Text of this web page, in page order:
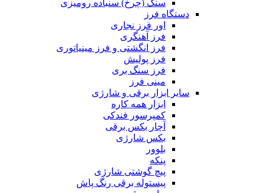
سنگ (چرخ) سنباده رومیزی
دستگاه فرز
اور فرز نجاری
فرز آهنگری
فرز انگشتی و فرز مینیاتوری
فرز پولیش
فرز سنگ بری
مینی فرز
سایر ابزار برقی و شارژی
ابزار همه کاره
کمپرسور فندکی
آچار بکس برقی
بکس شارژی
بلوور
پنکه
پیچ گوشتی شارژی
پیستوله برقی رنگ پاش